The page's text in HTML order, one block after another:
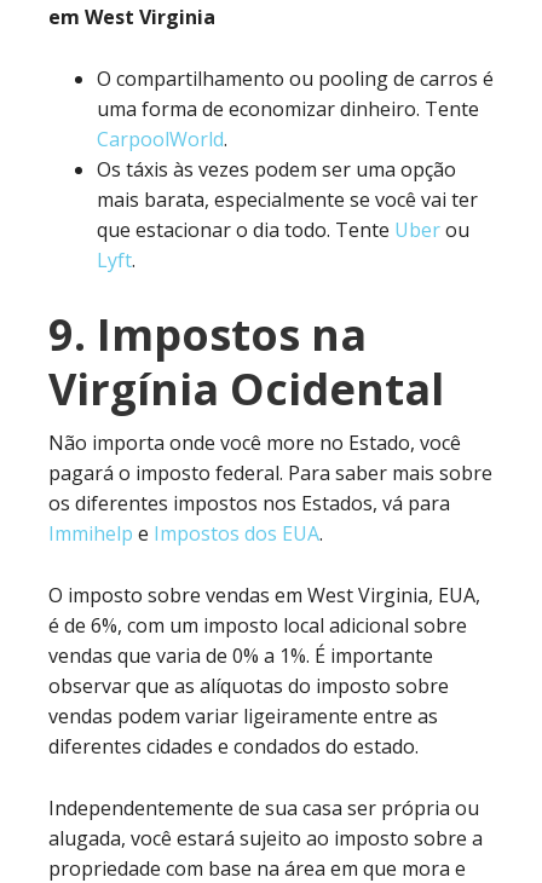
em West Virginia
O compartilhamento ou pooling de carros é
uma forma de economizar dinheiro. Tente
CarpoolWorld.
Os táxis às vezes podem ser uma opção
mais barata, especialmente se você vai ter
que estacionar o dia todo. Tente Uberou
Lyft.
9. Impostos na
Virgínia Ocidental
Não importa onde você more no Estado, você
pagará o imposto federal. Para saber mais sobre
os diferentes impostos nos Estados, vá para
Immihelp e Impostos dos EUA.
O imposto sobre vendas em West Virginia, EUA,
é de 6%, com um imposto local adicional sobre
vendas que varia de 0% a 1%. É importante
observar que as alíquotas do imposto sobre
vendas podem variar ligeiramente entre as
diferentes cidades e condados do estado.
Independentemente de sua casa ser própria ou
alugada, você estará sujeito ao imposto sobre a
propriedade com base na área em que mora e